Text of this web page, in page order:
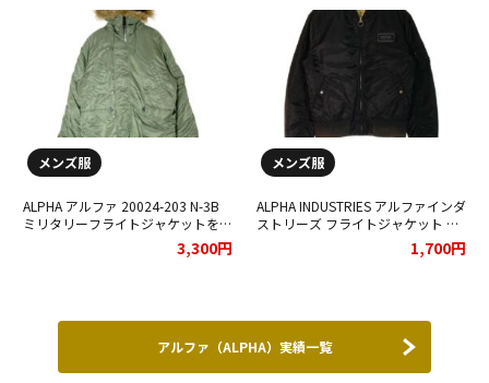
メンズ服
ALPHA アルファ 20024-203 N-3B
ミリタリーフライトジャケットをお
買取りさせていただきました★3,300円
メンズ服
ALPHA INDUSTRIES アルファインダ
ストリーズ フライトジャケット ナ
イロン LKZ10014 ブラック をお買
1,700円
アルファ（ALPHA）実績一覧